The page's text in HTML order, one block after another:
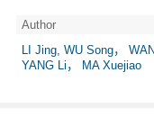
Author
LI Jing, WU Song，
YANG Li， MA Xuejiao